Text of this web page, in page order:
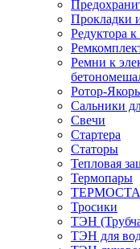
Прокладки
Редуктора
Ремни к
Ротор-Якорь
Сальники
Свечи
Стартера
Статоры
Тепловая
Термопары
Тросики
ТЭН
ТЭН для